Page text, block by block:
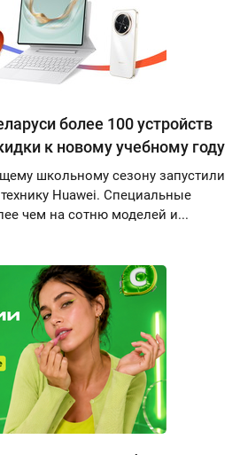
более 100 устройств
к новому учебному году
школьному сезону запустили
Huawei. Специальные
чем на сотню моделей и...